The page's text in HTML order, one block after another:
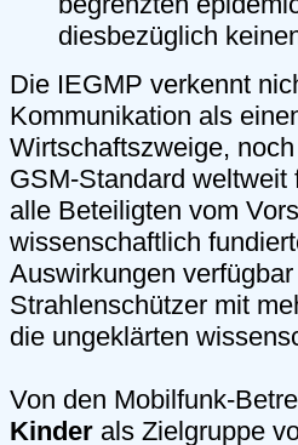
diesbezüglich
Die IEGMP verkennt
Kommunikation als
Wirtschaftszweige,
GSM-Standard
alle Beteiligten vom
wissenschaftlich
Auswirkungen
Strahlenschützer mit
die ungeklärten
Von den Mobilfunk-
Kinder als Zielgruppe